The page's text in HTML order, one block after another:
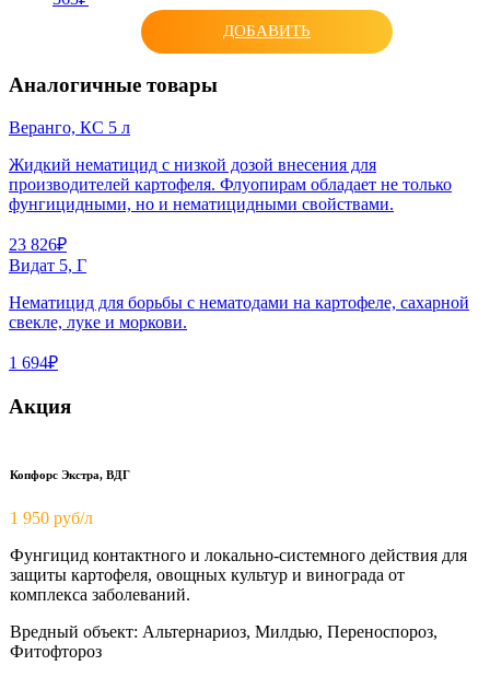
ДОБАВИТЬ
Аналогичные товары
Веранго, КС 5 л
Жидкий нематицид с низкой дозой внесения для
производителей картофеля. Флуопирам обладает не только
фунгицидными, но и нематицидными свойствами.
23 826₽
Видат 5, Г
Нематицид для борьбы с нематодами на картофеле, сахарной
свекле, луке и моркови.
1 694₽
Акция
Копфорс Экстра, ВДГ
1 950 руб/л
Фунгицид контактного и локально-системного действия для
защиты картофеля, овощных культур и винограда от
комплекса заболеваний.
Вредный объект: Альтернариоз, Милдью, Переноспороз,
Фитофтороз